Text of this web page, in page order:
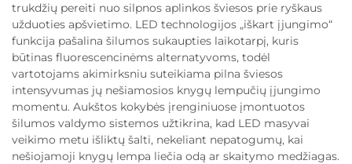
trukdžių pereiti nuo silpnos aplinkos šviesos prie ryškaus
užduoties apšvietimo. LED technologijos „iškart įjungimo“
funkcija pašalina šilumos sukaupties laikotarpį, kuris
būtinas fluorescencinėms alternatyvoms, todėl
vartotojams akimirksniu suteikiama pilna šviesos
intensyvumas jų nešiamosios knygų lempučių įjungimo
momentu. Aukštos kokybės įrenginiuose įmontuotos
šilumos valdymo sistemos užtikrina, kad LED masyvai
veikimo metu išliktų šalti, nekeliant nepatogumų, kai
nešiojamoji knygų lempa liečia odą ar skaitymo medžiagas.